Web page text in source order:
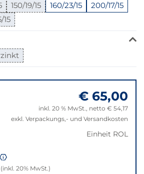
150/19/15 160/23/15
200/17/15
15
€ 65,00
inkl. 20 % MwSt., netto € 54,17
exkl. Verpackungs,- und Versandkosten
Einheit ROL
(inkl. 20% MwSt.)